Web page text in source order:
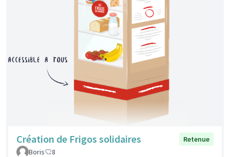
Création de Frigos solidaires
Retenue
Boris
8